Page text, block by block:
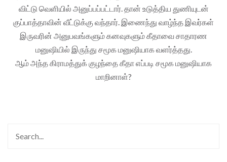
விட்டு வெளியில் அனுப்பப்பட்டார். தான் உடுத்திய துணியுடன்
குப்பாத்தாவின் வீட்டுக்கு வந்தார். இணைந்து வாழ்ந்த இவர்கள்
இருவரின் அனுபவங்களும் கனவுகளும் கீதாவை சாதாரண
மனுஷியில் இருந்து சமூக மனுஷியாக வளர்த்தது.
ஆம் அந்த கிராமத்துக் குழந்தை கீதா எப்படி சமூக மனுஷியாக
மாறினாள்?